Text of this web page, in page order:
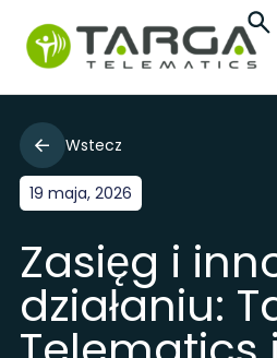
Wstecz
19 maja, 2026
Zasięg i
działaniu: